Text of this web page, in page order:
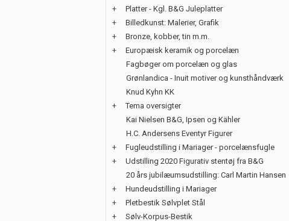
+
Platter - Kgl. B&G Juleplatter
+
Billedkunst: Malerier, Grafik
+
Bronze, kobber, tin m.m.
+
Europæisk keramik og porcelæn
Fagbøger om porcelæn og glas
Grønlandica - Inuit motiver og kunsthåndværk
Knud Kyhn KK
+
Tema oversigter
Kai Nielsen B&G, Ipsen og Kähler
H.C. Andersens Eventyr Figurer
+
Fugleudstilling i Mariager - porcelænsfugle
+
Udstilling 2020 Figurativ stentøj fra B&G
20 års jubilæumsudstilling: Carl Martin Hansen
+
Hundeudstilling i Mariager
+
Pletbestik Sølvplet Stål
+
Sølv-Korpus-Bestik